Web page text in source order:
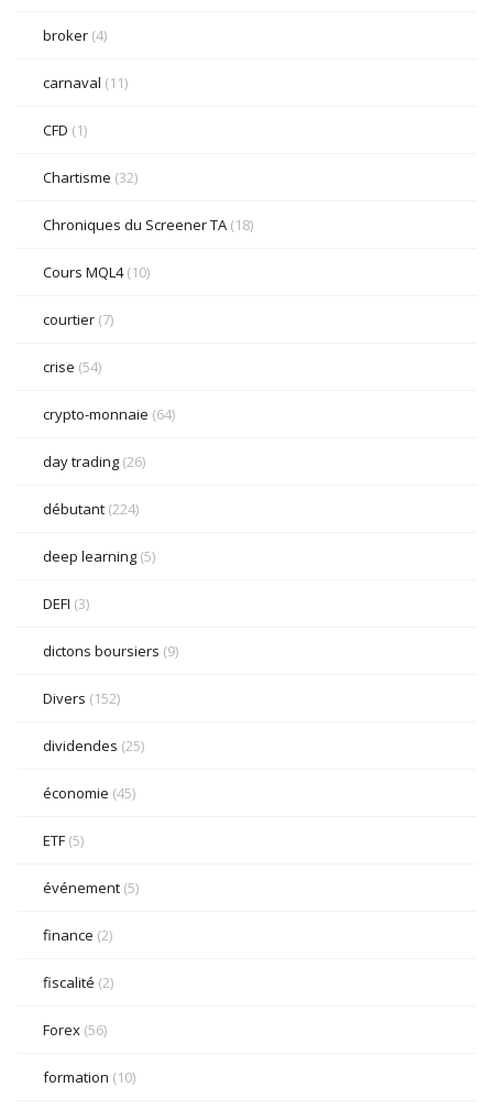
broker (4)
carnaval (11)
CFD (1)
Chartisme (32)
Chroniques du Screener TA (18)
Cours MQL4(10)
courtier (7)
crise (54)
crypto-monnaie (64)
day trading (26)
débutant (224)
deep learning (5)
DEFI (3)
dictons boursiers (9)
Divers (152)
dividendes (25)
économie (45)
ETF (5)
événement (5)
finance (2)
fiscalité (2)
Forex (56)
formation (10)